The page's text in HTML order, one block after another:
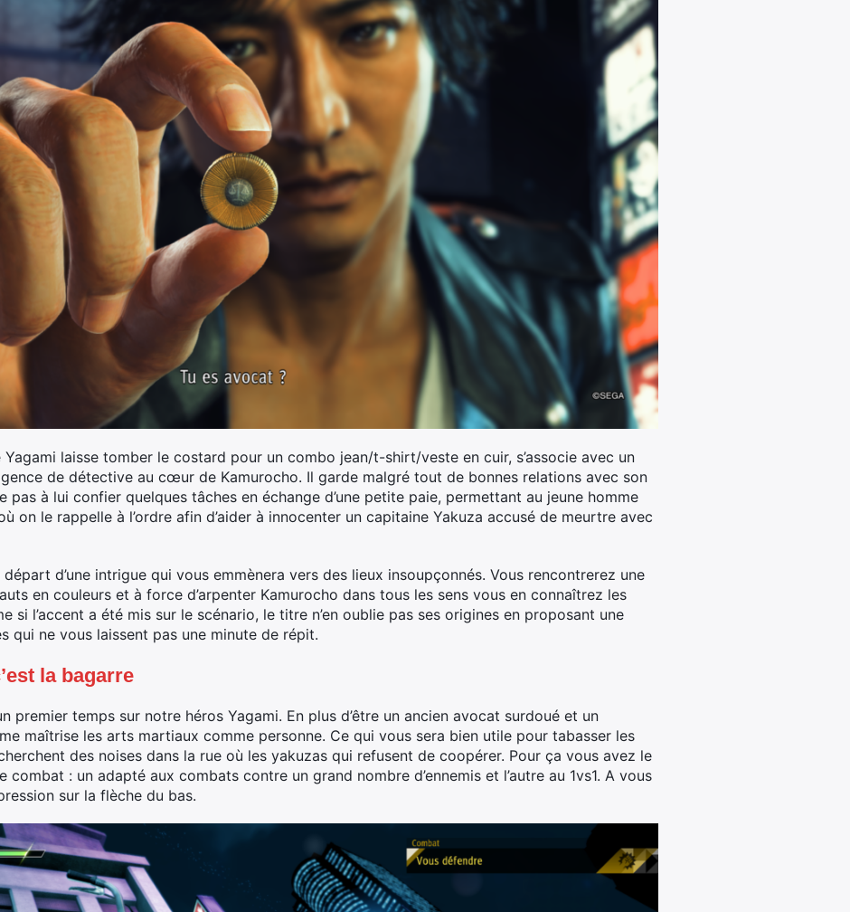
laisse tomber le costard pour un combo jean/t-shirt/veste en cuir, s’associe avec un
de détective au cœur de Kamurocho. Il garde malgré tout de bonnes relations avec son
pas à lui confier quelques tâches en échange d’une petite paie, permettant au jeune homme
on le rappelle à l’ordre afin d’aider à innocenter un capitaine Yakuza accusé de meurtre avec
d’une intrigue qui vous emmènera vers des lieux insoupçonnés. Vous rencontrerez une
en couleurs et à force d’arpenter Kamurocho dans tous les sens vous en connaîtrez les
si l’accent a été mis sur le scénario, le titre n’en oublie pas ses origines en proposant une
qui ne vous laissent pas une minute de répit.
la bagarre
premier temps sur notre héros Yagami. En plus d’être un ancien avocat surdoué et un
maîtrise les arts martiaux comme personne. Ce qui vous sera bien utile pour tabasser les
des noises dans la rue où les yakuzas qui refusent de coopérer. Pour ça vous avez le
: un adapté aux combats contre un grand nombre d’ennemis et l’autre au 1vs1. A vous
sur la flèche du bas.